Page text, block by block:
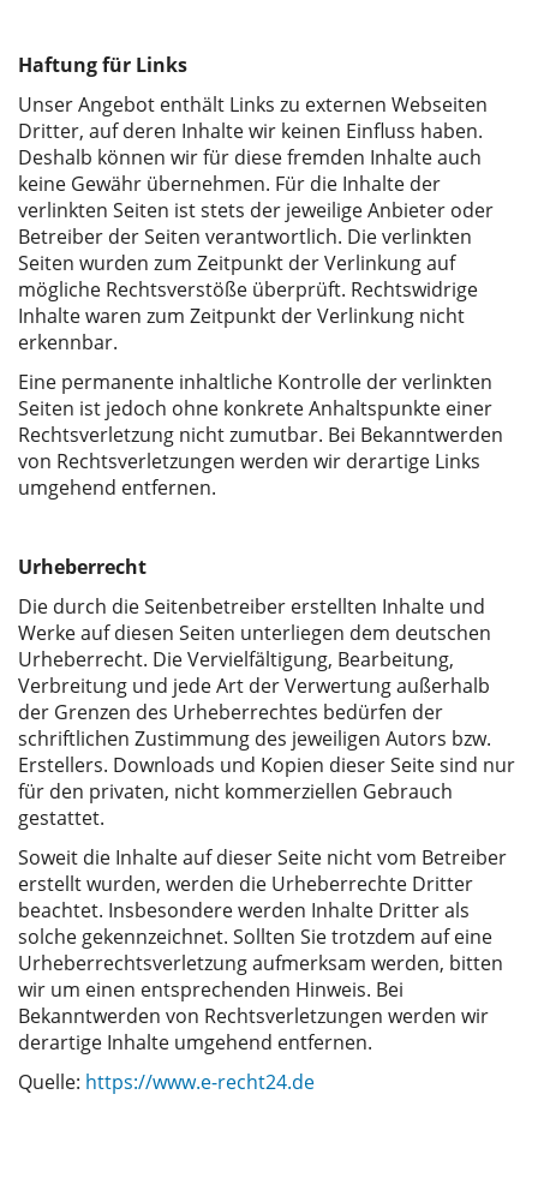
Haftung für Links
Unser Angebot enthält Links zu externen Webseiten
Dritter, auf deren Inhalte wir keinen Einfluss haben.
Deshalb können wir für diese fremden Inhalte auch
keine Gewähr übernehmen. Für die Inhalte der
verlinkten Seiten ist stets der jeweilige Anbieter oder
Betreiber der Seiten verantwortlich. Die verlinkten
Seiten wurden zum Zeitpunkt der Verlinkung auf
mögliche Rechtsverstöße überprüft. Rechtswidrige
Inhalte waren zum Zeitpunkt der Verlinkung nicht
erkennbar.
Eine permanente inhaltliche Kontrolle der verlinkten
Seiten ist jedoch ohne konkrete Anhaltspunkte einer
Rechtsverletzung nicht zumutbar. Bei Bekanntwerden
von Rechtsverletzungen werden wir derartige Links
umgehend entfernen.
Urheberrecht
Die durch die Seitenbetreiber erstellten Inhalte und
Werke auf diesen Seiten unterliegen dem deutschen
Urheberrecht. Die Vervielfältigung, Bearbeitung,
Verbreitung und jede Art der Verwertung außerhalb
der Grenzen des Urheberrechtes bedürfen der
schriftlichen Zustimmung des jeweiligen Autors bzw.
Erstellers. Downloads und Kopien dieser Seite sind nur
für den privaten, nicht kommerziellen Gebrauch
gestattet.
Soweit die Inhalte auf dieser Seite nicht vom Betreiber
erstellt wurden, werden die Urheberrechte Dritter
beachtet. Insbesondere werden Inhalte Dritter als
solche gekennzeichnet. Sollten Sie trotzdem auf eine
Urheberrechtsverletzung aufmerksam werden, bitten
wir um einen entsprechenden Hinweis. Bei
Bekanntwerden von Rechtsverletzungen werden wir
derartige Inhalte umgehend entfernen.
Quelle: https://www.e-recht24.de